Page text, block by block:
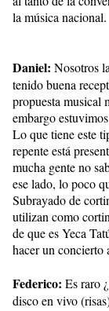
la música nacional.
Daniel: Nosotros
tenido buena
propuesta musical
embargo
Lo que tiene este
repente está
mucha gente no
ese lado, lo poco
Subrayado de
utilizan como
de que es Yeca
hacer un concierto
Federico: Es raro
disco en vivo